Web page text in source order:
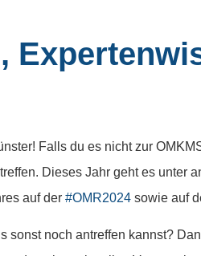
Falls du es nicht zur
Dieses Jahr geht es unter
auf der #OMR2024 sowie auf
sonst noch antreffen kannst?